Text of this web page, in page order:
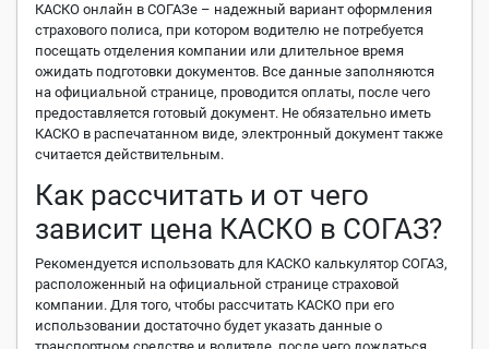
КАСКО онлайн в СОГАЗе – надежный вариант оформления
страхового полиса, при котором водителю не потребуется
посещать отделения компании или длительное время
ожидать подготовки документов. Все данные заполняются
на официальной странице, проводится оплаты, после чего
предоставляется готовый документ. Не обязательно иметь
КАСКО в распечатанном виде, электронный документ также
считается действительным.
Как рассчитать и от чего
зависит цена КАСКО в СОГАЗ?
Рекомендуется использовать для КАСКО калькулятор СОГАЗ,
расположенный на официальной странице страховой
компании. Для того, чтобы рассчитать КАСКО при его
использовании достаточно будет указать данные о